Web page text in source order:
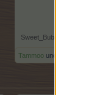
Sweet_Bubble
Tammoo und